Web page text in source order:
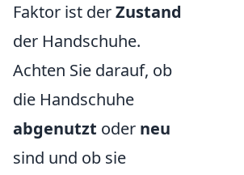
Faktor ist derZustand
der Handschuhe.
Achten Sie darauf, ob
die Handschuhe
abgenutzt oder neu
sind und ob sie